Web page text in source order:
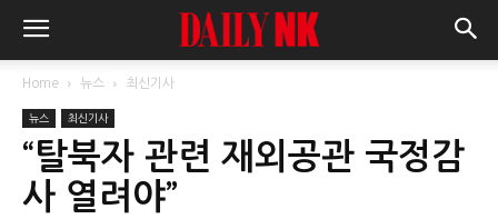
Home 뉴스 최신기사
뉴스 최신기사
“탈북자 관련 재외공관 국정감
사 열려야”